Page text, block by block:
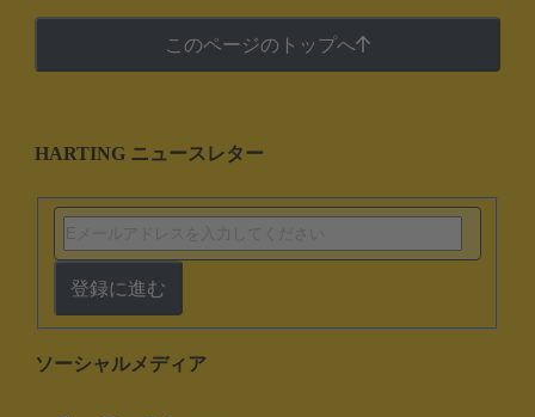
このページのトップへ
HARTING ニュースレター
登録に進む
ソーシャルメディア